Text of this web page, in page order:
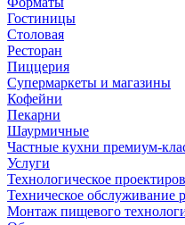
Гостиницы
Столовая
Ресторан
Пиццерия
Супермаркеты и магазины
Кофейни
Пекарни
Шаурмичные
Частные кухни премиум-
Услуги
Технологическое
Техническое обслуживание
Монтаж пищевого